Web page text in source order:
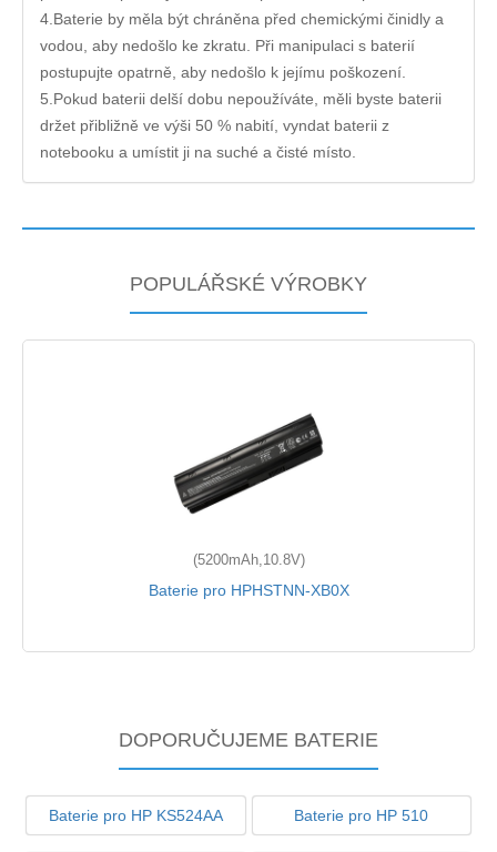
4.Baterie by měla být chráněna před chemickými činidly a
vodou, aby nedošlo ke zkratu. Při manipulaci s baterií
postupujte opatrně, aby nedošlo k jejímu poškození.
5.Pokud baterii delší dobu nepoužíváte, měli byste baterii
držet přibližně ve výši 50 % nabití, vyndat baterii z
notebooku a umístit ji na suché a čisté místo.
POPULÁŘSKÉ VÝROBKY
(5200mAh,10.8V)
Baterie pro HPHSTNN-XB0X
DOPORUČUJEME BATERIE
Baterie pro HP KS524AA Baterie pro HP 510